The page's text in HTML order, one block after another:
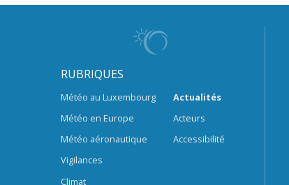
RUBRIQUES
Météo au Luxembourg
Météo en Europe
Météo aéronautique
Vigilances
Climat
Actualités
Acteurs
Accessibilité